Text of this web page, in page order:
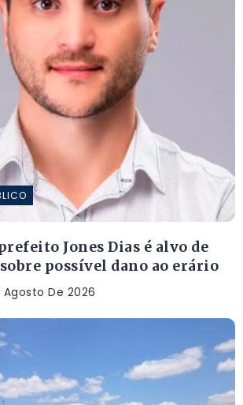
Jones Dias é alvo de
possível dano ao erário
Agosto De 2026